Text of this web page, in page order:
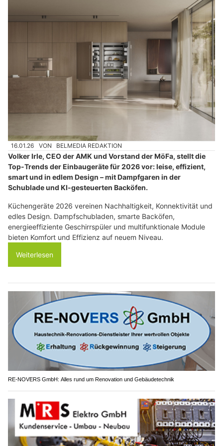
16.01.26 VON BELMEDIA REDAKTION
Volker Irle, CEO der AMK und Vorstand der MöFa, stellt die
Top-Trends der Einbaugeräte für 2026 vor: leise, effizient,
smart und in edlem Design – mit Dampfgaren in der
Schublade und KI-gesteuerten Backöfen.
Küchengeräte 2026 vereinen Nachhaltigkeit, Konnektivität und
edles Design. Dampfschubladen, smarte Backöfen,
energieeffiziente Geschirrspüler und multifunktionale Module
bieten Komfort und Effizienz auf neuem Niveau.
Weiterlesen
RE-NOVERS GmbH: Alles rund um Renovation und Gebäudetechnik